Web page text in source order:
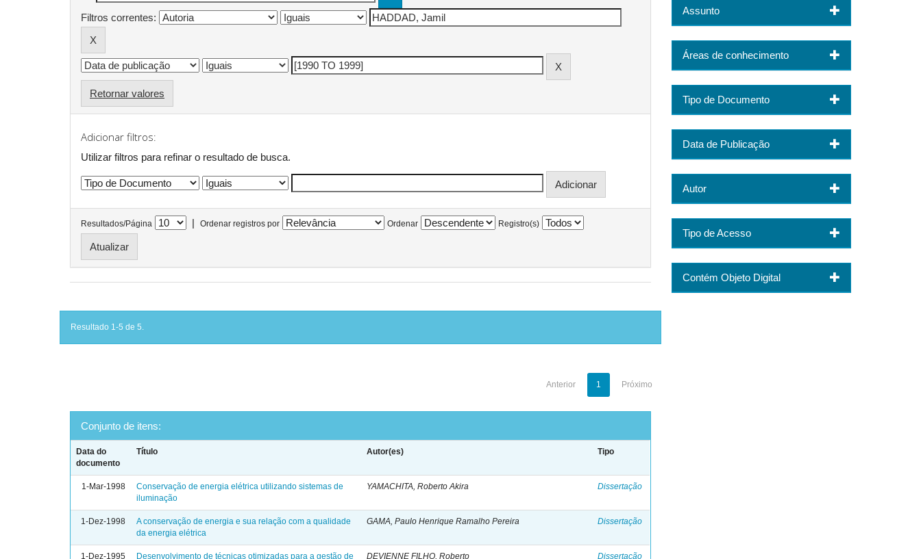
Filtros correntes:
Retornar valores
Adicionar filtros:
Utilizar filtros para refinar o resultado de busca.
Resultados/Página | Ordenar registros por Ordenar Registro(s)
Resultado 1-5 de 5.
Anterior 1 Próximo
Conjunto de itens:
Data do
documento
Título Autor(es) Tipo
1-Mar-1998
Conservação de energia elétrica utilizando sistemas de
iluminação
YAMACHITA, Roberto Akira Dissertação
1-Dez-1998
A conservação de energia e sua relação com a qualidade
da energia elétrica
GAMA, Paulo Henrique Ramalho Pereira Dissertação
1-Dez-1995 Desenvolvimento de técnicas otimizadas para a gestão de DEVIENNE FILHO, Roberto Dissertação
Assunto
Áreas de conhecimento
Tipo de Documento
Data de Publicação
Autor
Tipo de Acesso
Contém Objeto Digital